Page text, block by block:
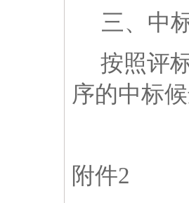
三、 中
按照评
序的中标
附件2